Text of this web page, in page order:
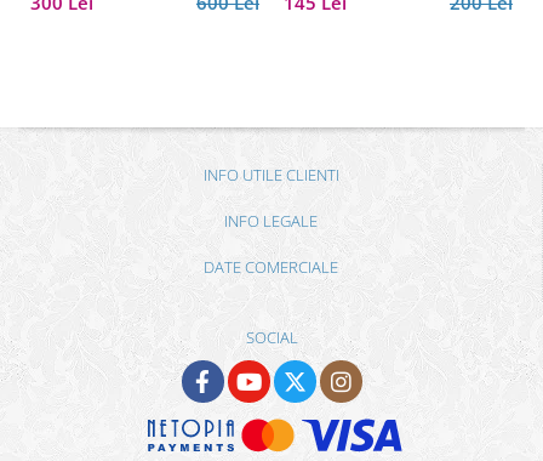
INFO UTILE CLIENTI
INFO LEGALE
DATE COMERCIALE
SOCIAL